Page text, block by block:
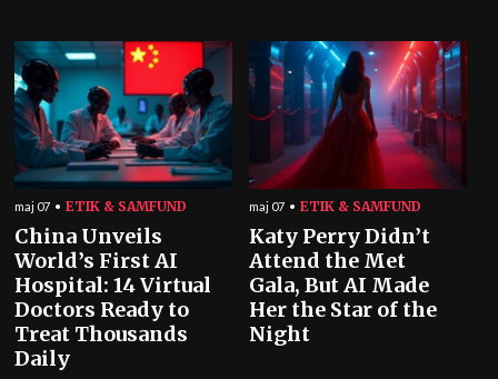
maj 07 ETIK & SAMFUND
China Unveils
World’s First AI
Hospital: 14 Virtual
Doctors Ready to
Treat Thousands
Daily
maj 07 ETIK & SAMFUND
Katy Perry Didn’t
Attend the Met
Gala, But AI Made
Her the Star of the
Night